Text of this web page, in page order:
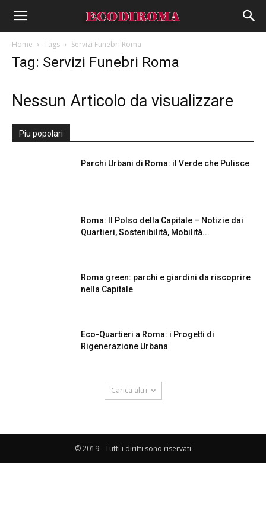
Home Tags Servizi Funebri Roma
Tag: Servizi Funebri Roma
Nessun Articolo da visualizzare
Piu popolari
Parchi Urbani di Roma: il Verde che Pulisce
Roma: Il Polso della Capitale – Notizie dai
Quartieri, Sostenibilità, Mobilità...
Roma green: parchi e giardini da riscoprire
nella Capitale
Eco-Quartieri a Roma: i Progetti di
Rigenerazione Urbana
Carica altri
© 2019 - Tutti i diritti sono riservati